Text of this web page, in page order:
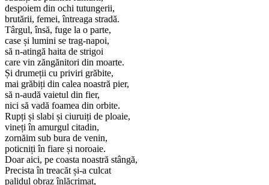
despoiem din ochi tutungerii,
brutării, femei, întreaga stradă.
Târgul, însă, fuge la o parte,
case și lumini se trag-napoi,
să n-atingă haita de strigoi
care vin zăngănitori din moarte.
Și drumeții cu priviri grăbite,
mai grăbiți din calea noastră pier,
să n-audă vaietul din fier,
nici să vadă foamea din orbite.
Rupți și slabi și ciuruiți de ploaie,
vineți în amurgul citadin,
zornăim sub bura de venin,
poticniți în fiare și noroaie.
Doar aici, pe coasta noastră stângă,
Precista în treacăt și-a culcat
palidul obraz înlăcrimat,